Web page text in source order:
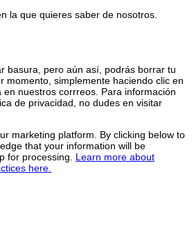
la que quieres saber de nosotros.
basura, pero aún así, podrás borrar tu
momento, simplemente haciendo clic en
nuestros corrreos. Para información
de privacidad, no dudes en visitar
marketing platform. By clicking below to
that your information will be
for processing. Learn more about
here.